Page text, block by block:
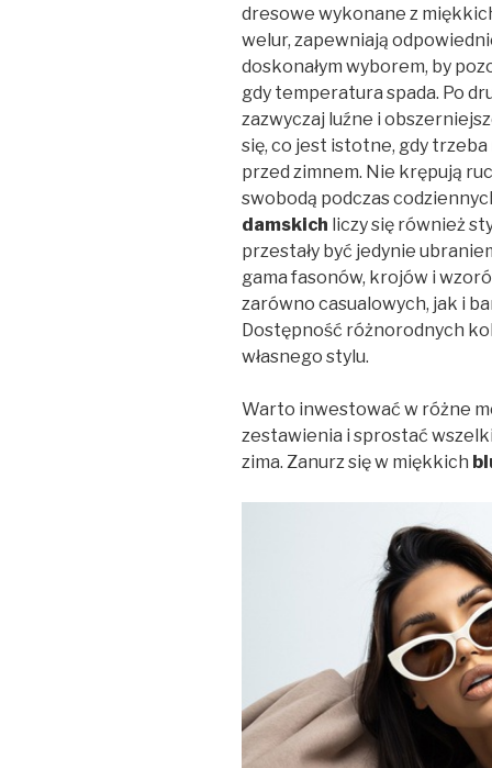
dresowe wykonane z
welur, zapewniają
doskonałym wyborem, by
gdy temperatura spada. Po
zazwyczaj luźne i
się, co jest istotne, gdy
przed zimnem. Nie krępują
swobodą podczas
damskich liczy się również
przestały być jedynie
gama fasonów, krojów i
zarówno casualowych, jak i
Dostępność różnorodnych
własnego stylu.
Warto inwestować w różne
zestawienia i sprostać
zima. Zanurz się w miękkich